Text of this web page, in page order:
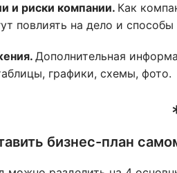
и риски компании. Как
повлиять на дело и
Дополнительная
графики, схемы, фото.
бизнес-план